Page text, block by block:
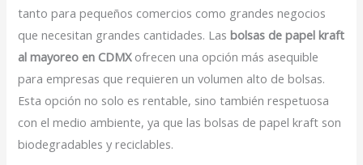
tanto para pequeños comercios como grandes negocios
que necesitan grandes cantidades. Lasbolsas de papel kraft
al mayoreo en CDMXofrecen una opción más asequible
para empresas que requieren un volumen alto de bolsas.
Esta opción no solo es rentable, sino también respetuosa
con el medio ambiente, ya que las bolsas de papel kraft son
biodegradables y reciclables.